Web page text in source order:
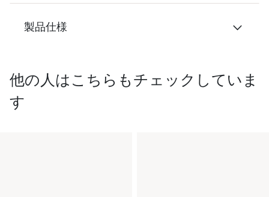
製品仕様
他の人はこちらもチェックしていま
す